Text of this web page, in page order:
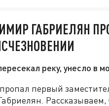
ГАБРИЕЛЯН
реку, унесло в
первый
Рассказываем,